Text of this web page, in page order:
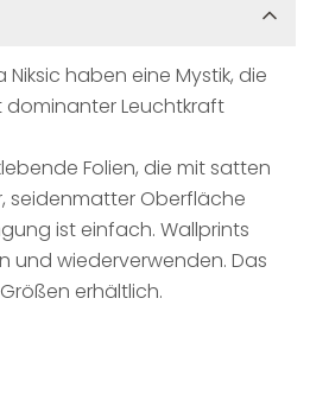
Niksic haben eine Mystik, die
dominanter Leuchtkraft
Folien, die mit satten
seidenmatter Oberfläche
ist einfach. Wallprints
und wiederverwenden. Das
erhältlich.